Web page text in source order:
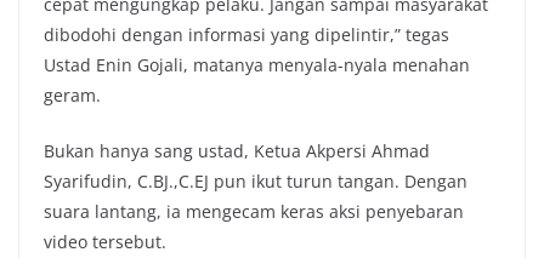
dibodohi dengan informasi yang dipelintir,” tegas
Ustad Enin Gojali, matanya menyala-nyala menahan
geram.
Bukan hanya sang ustad, Ketua Akpersi Ahmad
Syarifudin, C.BJ.,C.EJ pun ikut turun tangan. Dengan
suara lantang, ia mengecam keras aksi penyebaran
video tersebut.